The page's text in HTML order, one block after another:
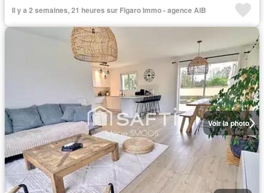
Il y a 2 semaines, 21 heures sur Figaro Immo - agence AIB
Voir la photo